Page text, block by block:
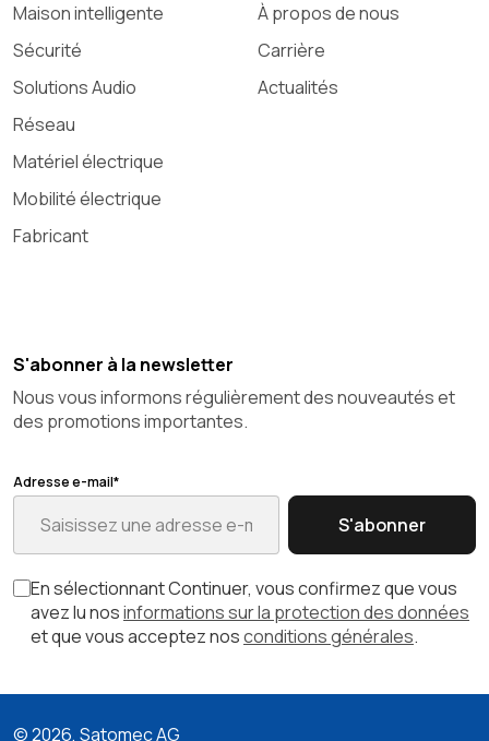
Maison intelligente
Sécurité
Solutions Audio
Réseau
Matériel électrique
Mobilité électrique
Fabricant
À propos de nous
Carrière
Actualités
S'abonner à la newsletter
Nous vous informons régulièrement des nouveautés et
des promotions importantes.
Adresse e-mail*
S'abonner
En sélectionnant Continuer, vous confirmez que vous
avez lu nosinformations sur la protection des données
et que vous acceptez nosconditions générales.
© 2026, Satomec AG